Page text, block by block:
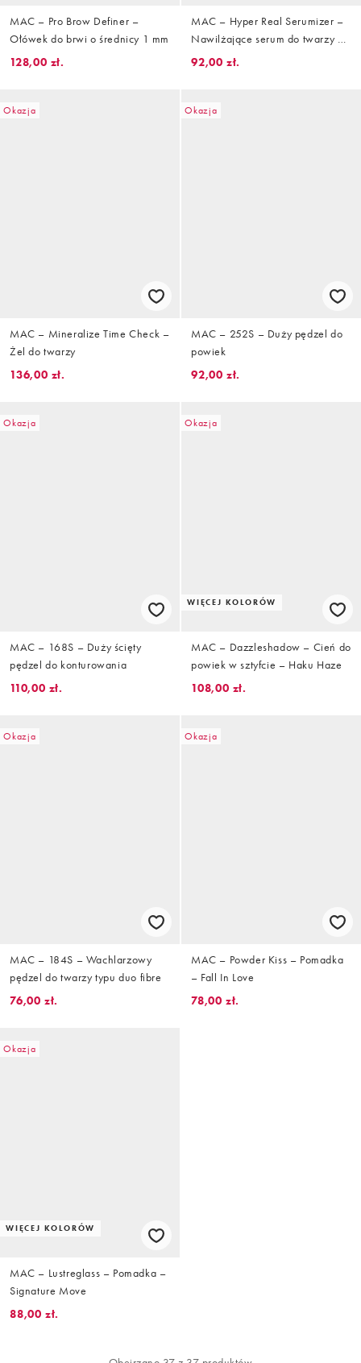
MAC – Pro Brow Definer –
Ołówek do brwi o średnicy 1 mm
128,00 zł.
MAC – Hyper Real Serumizer –
Nawilżające serum do twarzy w
rozmiarze podróżnym, 15 ml
92,00 zł.
Okazja
MAC – Mineralize Time Check –
Żel do twarzy
136,00 zł.
Okazja
MAC – 252S – Duży pędzel do
powiek
92,00 zł.
Okazja
MAC – 168S – Duży ścięty
pędzel do konturowania
110,00 zł.
Okazja
WIĘCEJ KOLORÓW
MAC – Dazzleshadow – Cień do
powiek w sztyfcie – Haku Haze
108,00 zł.
Okazja
MAC – 184S – Wachlarzowy
pędzel do twarzy typu duo fibre
76,00 zł.
Okazja
MAC – Powder Kiss – Pomadka
– Fall In Love
78,00 zł.
Okazja
WIĘCEJ KOLORÓW
MAC – Lustreglass – Pomadka –
Signature Move
88,00 zł.